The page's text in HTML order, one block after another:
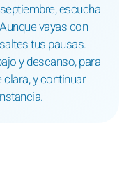
escucha
vayas con
tus pausas.
y descanso, para
y continuar